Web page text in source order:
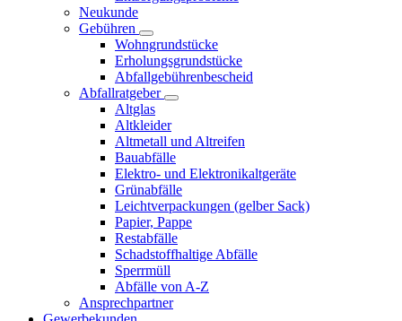
Neukunde
Gebühren
Wohngrundstücke
Erholungsgrundstücke
Abfallgebührenbescheid
Abfallratgeber
Altglas
Altkleider
Altmetall und Altreifen
Bauabfälle
Elektro- und Elektronikaltgeräte
Grünabfälle
Leichtverpackungen (gelber Sack)
Papier, Pappe
Restabfälle
Schadstoffhaltige Abfälle
Sperrmüll
Abfälle von A-Z
Ansprechpartner